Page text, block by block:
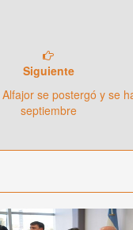
Siguiente
se postergó y se
septiembre